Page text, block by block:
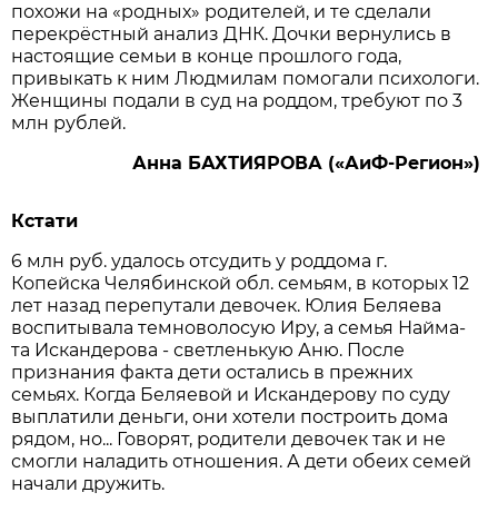
похожи на «родных» родителей, и те сделали
перекрёстный анализ ДНК. Дочки вернулись в
настоящие семьи в конце прошлого года,
привыкать к ним Людмилам помогали психологи.
Женщины подали в суд на роддом, требуют по 3
млн рублей.
Анна БАХТИЯРОВА («АиФ-Регион»)
Кстати
6 млн руб. удалось отсудить у роддома г.
Копейска Челябинской обл. семьям, в которых 12
лет назад перепутали девочек. Юлия Беляева
воспитывала темноволосую Иру, а семья Найма-
та Искандерова - светленькую Аню. После
признания факта дети остались в прежних
семьях. Когда Беляевой и Искандерову по суду
выплатили деньги, они хотели построить дома
рядом, но... Говорят, родители девочек так и не
смогли наладить отношения. А дети обеих семей
начали дружить.